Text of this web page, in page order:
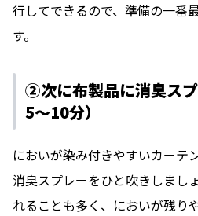
行してできるので、準備の一番
す。
②次に布製品に消臭ス
5〜10分）
においが染み付きやすいカーテ
消臭スプレーをひと吹きしまし
れることも多く、においが残り